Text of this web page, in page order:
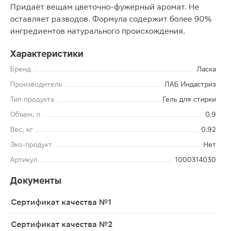
Придаёт вещам цветочно-фужерный аромат. Не
оставляет разводов. Формула содержит более 90%
ингредиентов натурального происхождения.
Характеристики
Бренд
Ласка
Производитель
ЛАБ Индастриз
Тип продукта
Гель для стирки
Объем, л
0.9
Вес, кг
0.92
Эко-продукт
Нет
Артикул
1000314030
Документы
Сертификат качества №1
Сертификат качества №2